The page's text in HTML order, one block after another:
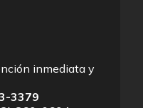
inmediata y
3379